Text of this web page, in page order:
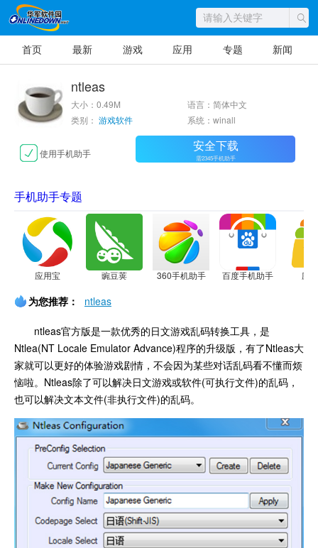
首页 最新 游戏 应用 专题 新闻
ntleas
大小：0.49M
语言：简体中文
类别： 游戏软件 系统：winall
使用手机助手 安全下载
需2345手机助手
手机助手专题
应用宝 豌豆荚 360手机助手 百度手机助手 应
为您推荐： ntleas
ntleas官方版是一款优秀的日文游戏乱码转换工具，是
Ntlea(NT Locale Emulator Advance)程序的升级版，有了Ntleas大
家就可以更好的体验游戏剧情，不会因为某些对话乱码看不懂而烦
恼啦。Ntleas除了可以解决日文游戏或软件(可执行文件)的乱码，
也可以解决文本文件(非执行文件)的乱码。